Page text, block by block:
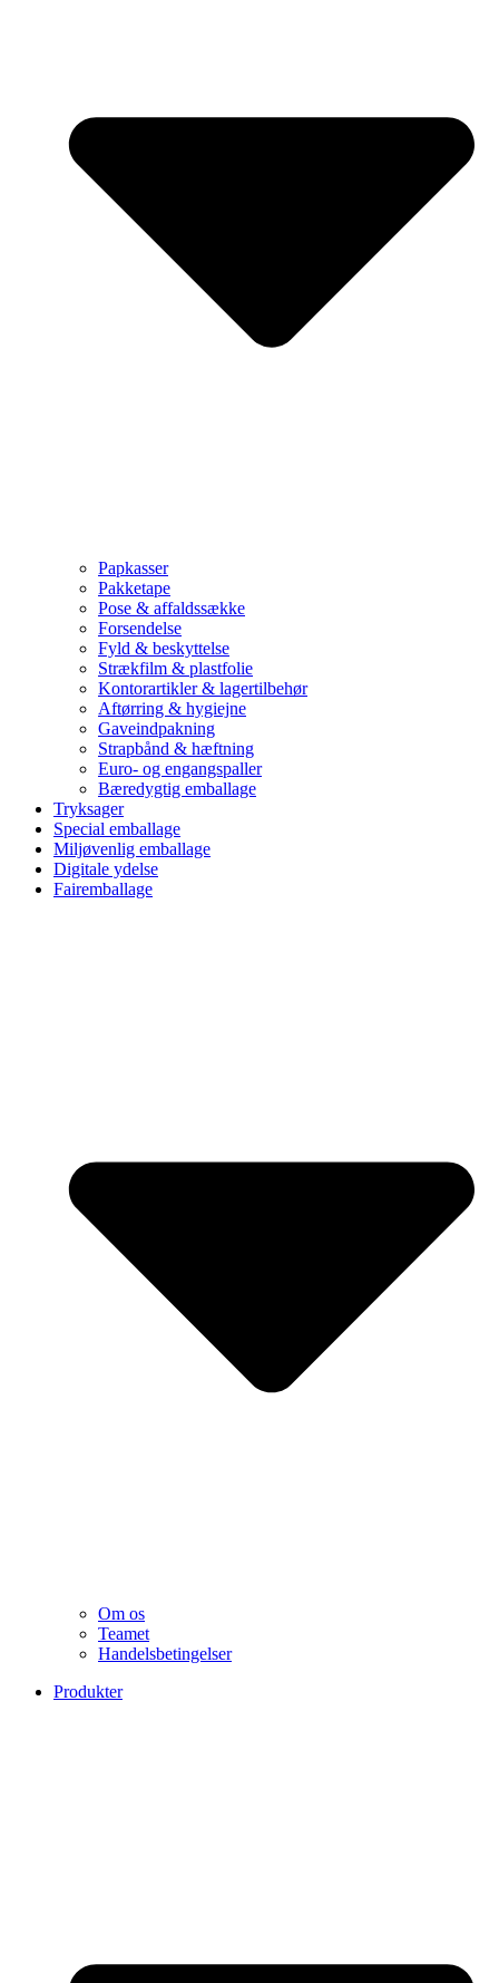
Papkasser
Pakketape
Pose & affaldssække
Forsendelse
Fyld & beskyttelse
Strækfilm & plastfolie
Kontorartikler & lagertilbehør
Aftørring & hygiejne
Gaveindpakning
Strapbånd & hæftning
Euro- og engangspaller
Bæredygtig emballage
Tryksager
Special emballage
Miljøvenlig emballage
Digitale ydelse
Fairemballage
Om os
Teamet
Handelsbetingelser
Produkter